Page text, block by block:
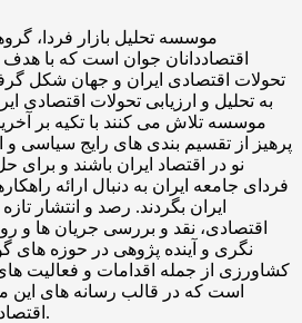
موسسه تحلیل بازار فردا،
اقتصاددانان جوان است که با
تحولات اقتصادی ایران و جهان شکل
به تحلیل و ارزیابی تحولات اقتصادی
موسسه تلاش می کنند با تکیه بر
پرهیز از تقسیم بندی های رایج سیاسی و
نو در اقتصاد ایران باشند و
فردای جامعه ایران به دنبال ارائه
ایران بگردند. رصد و انتشار
اقتصادی، نقد و بررسی جریان ها و
نگری و آینده پژوهی در حوزه های
کشاورزی از جمله اقدامات و فعالیت
است که در قالب رسانه های
اقتصادی و صنعتی قرار می گیرد.